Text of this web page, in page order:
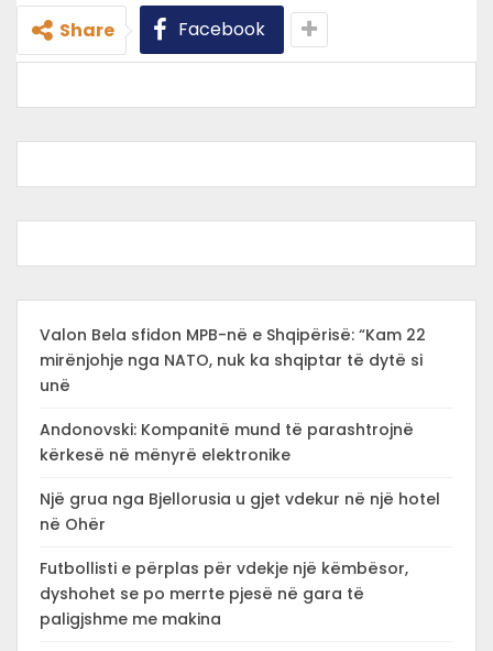
Share Facebook
Valon Bela sfidon MPB-në e Shqipërisë: “Kam 22
mirënjohje nga NATO, nuk ka shqiptar të dytë si
unë
Andonovski: Kompanitë mund të parashtrojnë
kërkesë në mënyrë elektronike
Një grua nga Bjellorusia u gjet vdekur në një hotel
në Ohër
Futbollisti e përplas për vdekje një këmbësor,
dyshohet se po merrte pjesë në gara të
paligjshme me makina